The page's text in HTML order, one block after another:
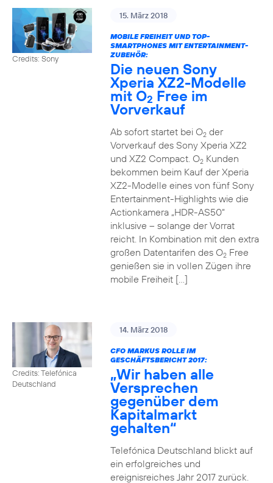
Credits: Sony
15. März 2018
MOBILE FREIHEIT UND TOP-
SMARTPHONES MIT ENTERTAINMENT-
ZUBEHÖR:
Die neuen Sony
Xperia XZ2-Modelle
mit O2 Free im
Vorverkauf
Ab sofort startet bei O2der
Vorverkauf des Sony Xperia XZ2
und XZ2 Compact. O2Kunden
bekommen beim Kauf der Xperia
XZ2-Modelle eines von fünf Sony
Entertainment-Highlights wie die
Actionkamera „HDR-AS50“
inklusive – solange der Vorrat
reicht. In Kombination mit den extra
großen Datentarifen des O2Free
genießen sie in vollen Zügen ihre
mobile Freiheit […]
Credits: Telefónica
Deutschland
14. März 2018
CFO MARKUS ROLLE IM
GESCHÄFTSBERICHT 2017:
„Wir haben alle
Versprechen
gegenüber dem
Kapitalmarkt
gehalten“
Telefónica Deutschland blickt auf
ein erfolgreiches und
ereignisreiches Jahr 2017 zurück.